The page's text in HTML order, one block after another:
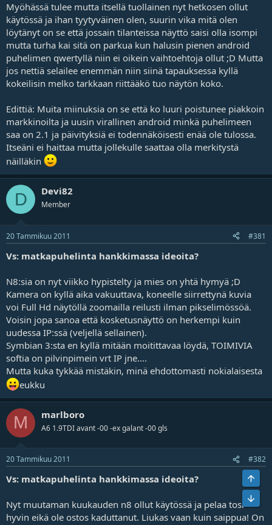
Myöhässä tulee mutta itsellä tuollainen nyt hetkosen ollut
käytössä ja ihan tyytyväinen olen, suurin vika mitä olen
löytänyt on se että jossain tilanteissa näyttö saisi olla isompi
mutta turha kai sitä on parkua kun halusin pienen android
puhelimen qwertyllä niin ei oikein vaihtoehtoja ollut ;D Mutta
jos nettiä selailee enemmän niin siinä tapauksessa kyllä
kokeilisin melko tarkkaan riittääkö tuo näytön koko.
Edittiä: Muita miinuksia on se että ko luuri poistunee piakkoin
markkinoilta ja uusin virallinen android minkä puhelimeen
saa on 2.1 ja päivityksiä ei todennäköisesti enää ole tulossa.
Itseäni ei haittaa mutta jollekulle saattaa olla merkitystä
näilläkin
D Devi82
Member
20 Tammikuu 2011 #381
Vs: matkapuhelinta hankkimassa ideoita?
N8:sia on nyt viikko hypistelty ja mies on yhtä hymyä ;D
Kamera on kyllä aika vakuuttava, koneelle siirrettynä kuvia
voi Full Hd näytöllä zoomailla reilusti ilman pikselimössöä.
Voisin jopa sanoa että kosketusnäyttö on herkempi kuin
uudessa IP:ssä (veljellä sellainen).
Symbian 3:sta en kyllä mitään moitittavaa löydä, TOIMIVIA
softia on pilvinpimein vrt IP jne....
Mutta kuka tykkää mistäkin, minä ehdottomasti nokialaisesta
eukku
M marlboro
A6 1.9TDI avant -00 -ex galant -00 gls
20 Tammikuu 2011 #382
Vs: matkapuhelinta hankkimassa ideoita?
Nyt muutaman kuukauden n8 ollut käytössä ja pelaa tosi
hyvin eikä ole ostos kaduttanut. Liukas vaan kuin saippua! On